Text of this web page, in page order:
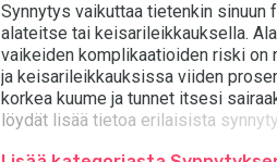
Synnytys vaikuttaa tietenkin
alateitse tai keisarileikkauksella.
vaikeiden komplikaatioiden riski on
ja keisarileikkauksissa viiden
korkea kuume ja tunnet itsesi
löydät lisää tietoa erilaisista